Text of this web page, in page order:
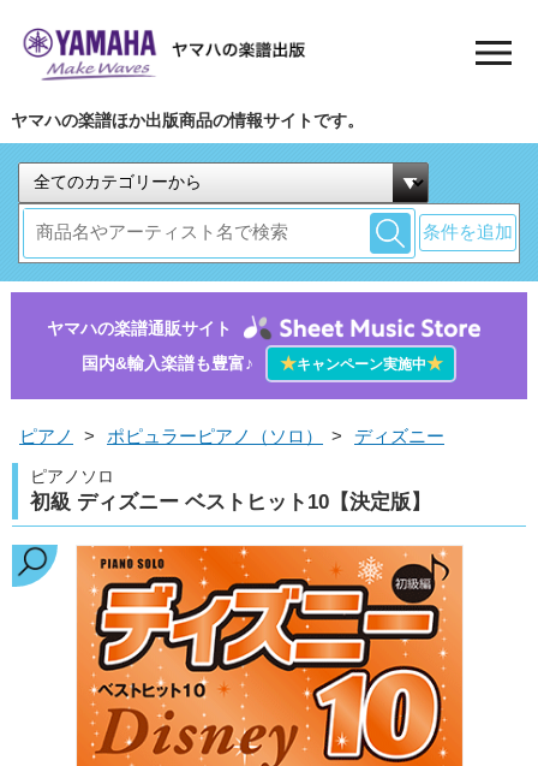
ヤマハの楽譜ほか出版商品の情報サイトです。
条件を追加
ヤマハの楽譜通販サイト
国内&輸入楽譜も豊富♪
★キャンペーン実施中★
ピアノ > ポピュラーピアノ（ソロ） > ディズニー
ピアノソロ
初級 ディズニー ベストヒット10【決定版】